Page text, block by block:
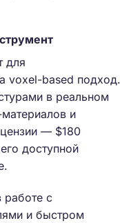
для
voxel-based подход.
в реальном
и
— $180
доступной
работе с
и быстром